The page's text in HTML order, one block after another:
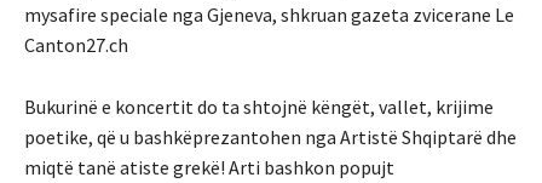
mysafire speciale nga Gjeneva, shkruan gazeta zvicerane Le
Canton27.ch
Bukurinë e koncertit do ta shtojnë këngët, vallet, krijime
poetike, që u bashkëprezantohen nga Artistë Shqiptarë dhe
miqtë tanë atiste grekë! Arti bashkon popujt